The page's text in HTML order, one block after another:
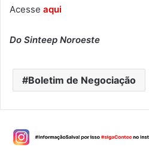
Acesse aqui
Do Sinteep Noroeste
Boletim de Negociação